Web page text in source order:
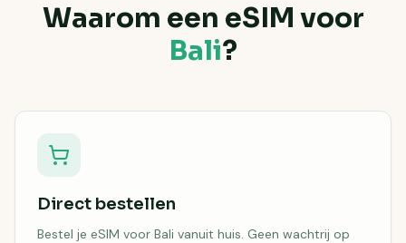
Waarom een eSIM voor
Bali?
Direct bestellen
Bestel je eSIM voor Bali vanuit huis. Geen wachtrij op